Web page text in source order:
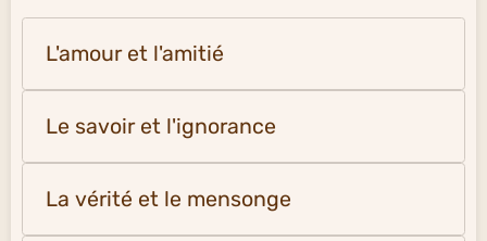
L'amour et l'amitié
Le savoir et l'ignorance
La vérité et le mensonge